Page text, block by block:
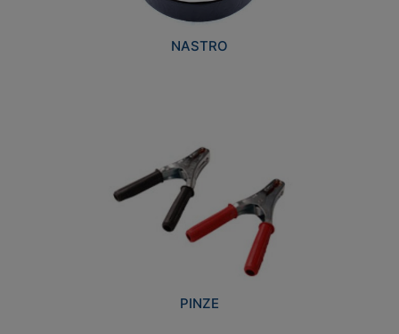
NASTRO
PINZE